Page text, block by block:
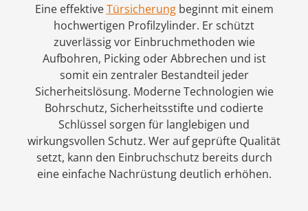
Eine effektiveTürsicherungbeginnt mit einem
hochwertigen Profilzylinder. Er schützt
zuverlässig vor Einbruchmethoden wie
Aufbohren, Picking oder Abbrechen und ist
somit ein zentraler Bestandteil jeder
Sicherheitslösung. Moderne Technologien wie
Bohrschutz, Sicherheitsstifte und codierte
Schlüssel sorgen für langlebigen und
wirkungsvollen Schutz. Wer auf geprüfte Qualität
setzt, kann den Einbruchschutz bereits durch
eine einfache Nachrüstung deutlich erhöhen.